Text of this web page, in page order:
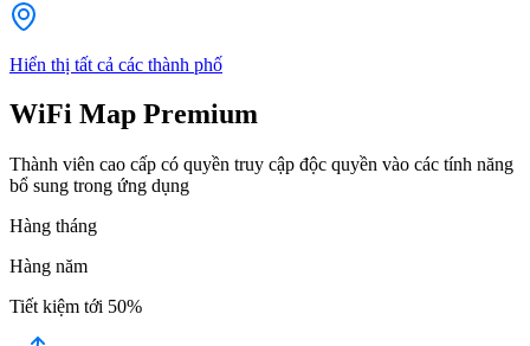
Hiển thị tất cả các thành phố
WiFi Map Premium
Thành viên cao cấp có quyền truy cập độc quyền vào các tính năng
bổ sung trong ứng dụng
Hàng tháng
Hàng năm
Tiết kiệm tới 50%